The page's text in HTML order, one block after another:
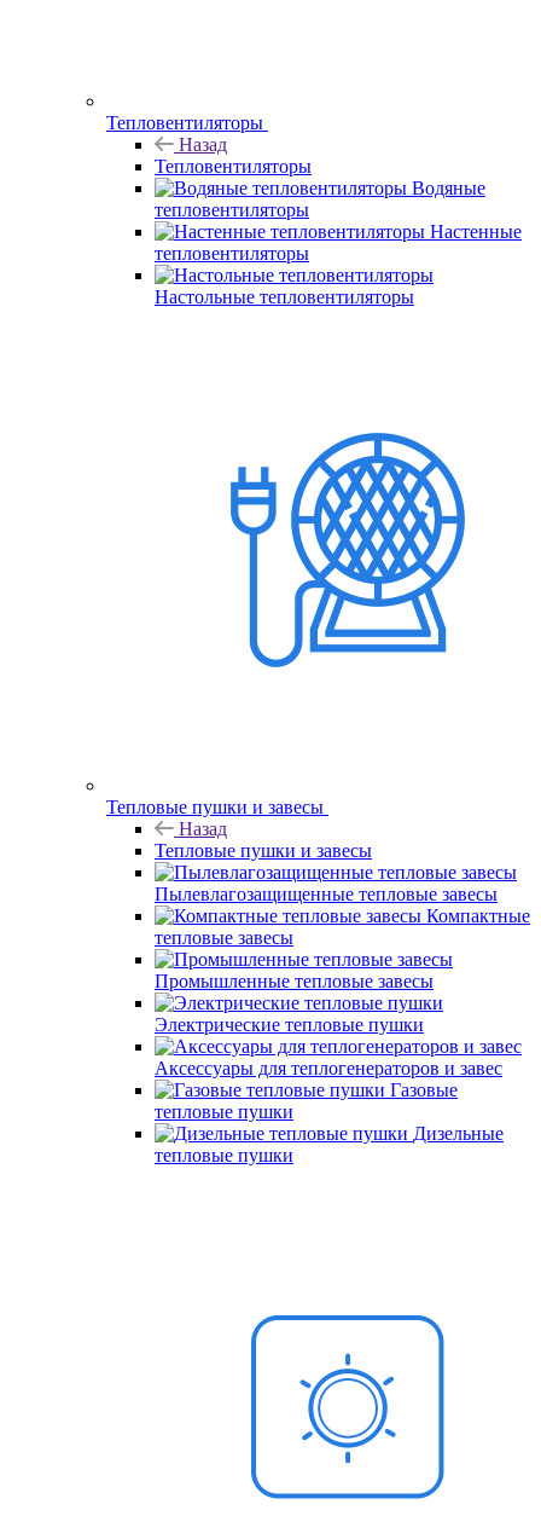
Тепловентиляторы
Назад
Тепловентиляторы
Водяные
тепловентиляторы
Настенные
тепловентиляторы
Настольные тепловентиляторы
Тепловые пушки и завесы
Назад
Тепловые пушки и завесы
Пылевлагозащищенные тепловые завесы
Компактные
тепловые завесы
Промышленные тепловые завесы
Электрические тепловые пушки
Аксессуары для теплогенераторов и завес
Газовые
тепловые пушки
Дизельные
тепловые пушки